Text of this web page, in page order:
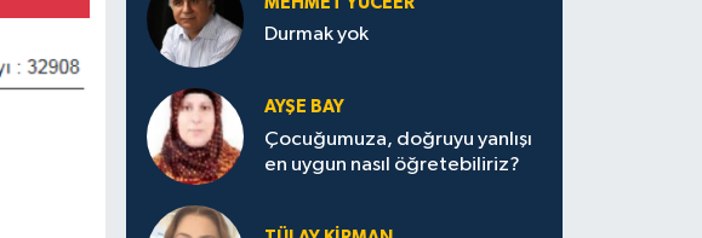
Durmak yok
AYŞE BAY
Çocuğumuza, doğruyu yanlışı
en uygun nasıl öğretebiliriz?